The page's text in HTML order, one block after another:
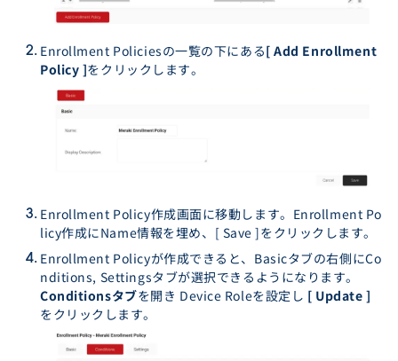
Enrollment Policiesの一覧の下にある[ Add Enrollment
Policy ]をクリックします。
Enrollment Policy作成画面に移動します。Enrollment Po
licy作成にName情報を埋め、[ Save ]をクリックします。
Enrollment Policyが作成できると、Basicタブの右側にCo
nditions, Settingsタブが選択できるようになります。
Conditionsタブを開き Device Roleを設定し [ Update ]
をクリックします。